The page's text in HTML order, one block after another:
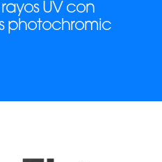
UV con
photochromic